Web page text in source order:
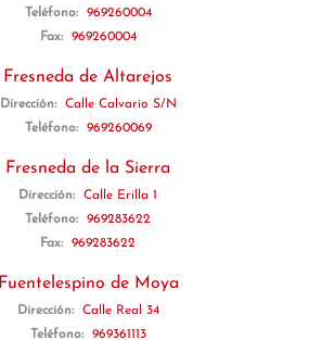
Teléfono:
969260004
Fax:
969260004
Fresneda de Altarejos
Dirección:
Calle Calvario S/N
Teléfono:
969260069
Fresneda de la Sierra
Dirección:
Calle Erilla 1
Teléfono:
969283622
Fax:
969283622
Fuentelespino de Moya
Dirección:
Calle Real 34
Teléfono:
969361113